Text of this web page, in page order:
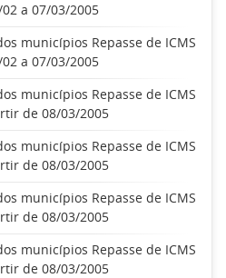
a 07/03/2005
municípios Repasse de ICMS
a 07/03/2005
municípios Repasse de ICMS
de 08/03/2005
municípios Repasse de ICMS
de 08/03/2005
municípios Repasse de ICMS
de 08/03/2005
municípios Repasse de ICMS
de 08/03/2005